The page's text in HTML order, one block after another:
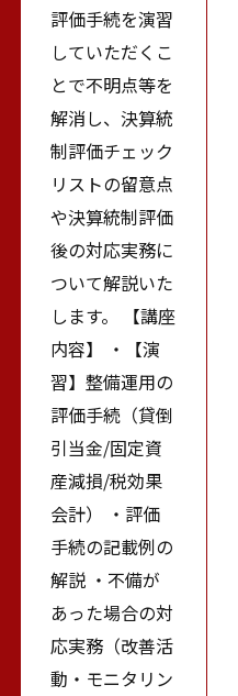
評価手続を演習
していただくこ
とで不明点等を
解消し、決算統
制評価チェック
リストの留意点
や決算統制評価
後の対応実務に
ついて解説いた
します。 【講座
内容】 ・【演
習】整備運用の
評価手続（貸倒
引当金/固定資
産減損/税効果
会計） ・評価
手続の記載例の
解説 ・不備が
あった場合の対
応実務（改善活
動・モニタリン